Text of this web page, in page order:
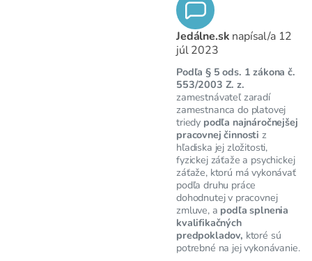
Jedálne.sk napísal/a 12
júl 2023
Podľa § 5 ods. 1 zákona č.
553/2003 Z. z.
zamestnávateľ zaradí
zamestnanca do platovej
triedy podľa najnáročnejšej
pracovnej činnosti z
hľadiska jej zložitosti,
fyzickej záťaže a psychickej
záťaže, ktorú má vykonávať
podľa druhu práce
dohodnutej v pracovnej
zmluve, a podľa splnenia
kvalifikačných
predpokladov, ktoré sú
potrebné na jej vykonávanie.